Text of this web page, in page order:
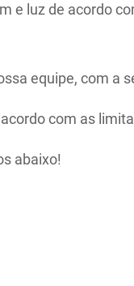
e luz de acordo
equipe, com a
com as
abaixo!